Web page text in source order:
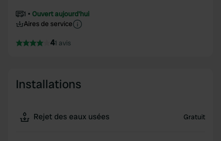
1
Ouvert aujourd'hui
Aires de service
41 avis
Installations
Rejet des eaux usées Gratuit